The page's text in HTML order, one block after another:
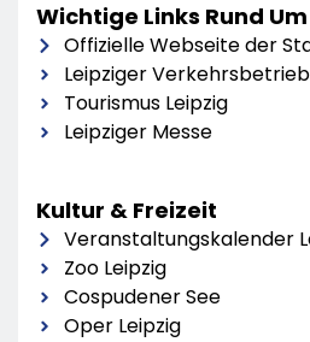
Wichtige Links Rund
Offizielle Webseite der
Leipziger
Tourismus Leipzig
Leipziger Messe
Kultur & Freizeit
Veranstaltungskalender
Zoo Leipzig
Cospudener See
Oper Leipzig